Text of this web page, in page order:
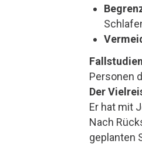
Personen
Der
Er hat mit
Nach
geplanten